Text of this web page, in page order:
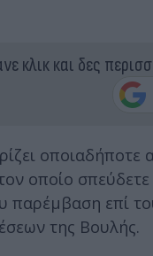
κλικ και δες
οποίο
επί
της Βουλής.